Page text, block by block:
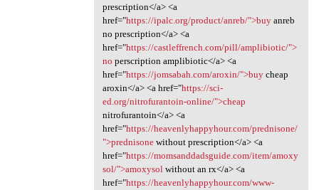
prescription</a> <a
href="https://ipalc.org/product/anreb/">buyanreb
no prescription</a> <a
href="https://castleffrench.com/pill/amplibiotic/">
no perscription amplibiotic</a> <a
href="https://jomsabah.com/aroxin/">buycheap
aroxin</a> <a href="https://sci-
ed.org/nitrofurantoin-online/">cheap
nitrofurantoin</a> <a
href="https://heavenlyhappyhour.com/prednisone/
">prednisonewithout prescription</a> <a
href="https://momsanddadsguide.com/item/amoxy
sol/">amoxysolwithout an rx</a> <a
href="https://heavenlyhappyhour.com/www-